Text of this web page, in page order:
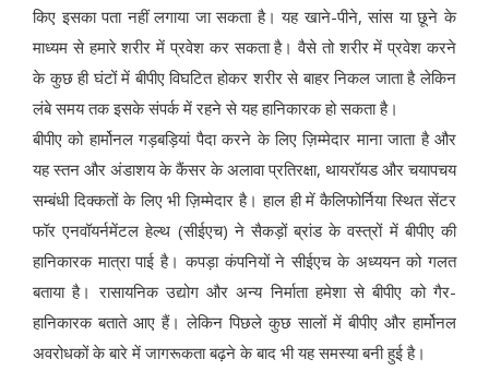
किए इसका पता नहीं लगाया जा सकता है। यह खाने-पीने, सांस या छूने के
माध्यम से हमारे शरीर में प्रवेश कर सकता है। वैसे तो शरीर में प्रवेश करने
के कुछ ही घंटों में बीपीए विघटित होकर शरीर से बाहर निकल जाता है लेकिन
लंबे समय तक इसके संपर्क में रहने से यह हानिकारक हो सकता है।
बीपीए को हार्मोनल गड़बड़ियां पैदा करने के लिए ज़िम्मेदार माना जाता है और
यह स्तन और अंडाशय के कैंसर के अलावा प्रतिरक्षा, थायरॉयड और चयापचय
सम्बंधी दिक्कतों के लिए भी ज़िम्मेदार है। हाल ही में कैलिफोर्निया स्थित सेंटर
फॉर एनवॉयर्नमेंटल हेल्थ (सीईएच) ने सैकड़ों ब्रांड के वस्त्रों में बीपीए की
हानिकारक मात्रा पाई है। कपड़ा कंपनियों ने सीईएच के अध्ययन को गलत
बताया है। रासायनिक उद्योग और अन्य निर्माता हमेशा से बीपीए को गैर-
हानिकारक बताते आए हैं। लेकिन पिछले कुछ सालों में बीपीए और हार्मोनल
अवरोधकों के बारे में जागरूकता बढ़ने के बाद भी यह समस्या बनी हुई है।